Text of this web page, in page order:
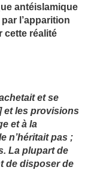
antéislamique
l’apparition
cette réalité
et se
et les provisions
et à la
n’héritait pas ;
La plupart de
de disposer de